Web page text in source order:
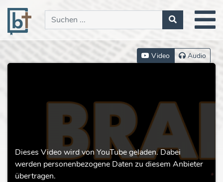
Video Audio
Dieses Video wird von YouTube geladen. Dabei
werden personenbezogene Daten zu diesem Anbieter
übertragen.